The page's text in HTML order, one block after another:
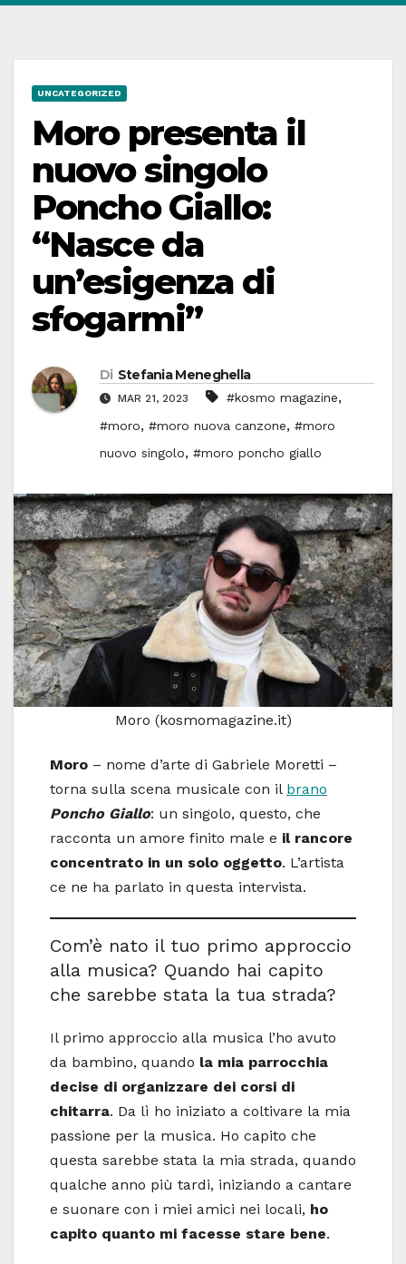
UNCATEGORIZED
Moro presenta il
nuovo singolo
Poncho Giallo:
“Nasce da
un’esigenza di
sfogarmi”
Di Stefania Meneghella
MAR 21, 2023 #kosmo magazine,
#moro, #moro nuova canzone, #moro
nuovo singolo, #moro poncho giallo
Moro (kosmomagazine.it)
Moro – nome d’arte di Gabriele Moretti –
torna sulla scena musicale con il brano
Poncho Giallo: un singolo, questo, che
racconta un amore finito male e il rancore
concentrato in un solo oggetto. L’artista
ce ne ha parlato in questa intervista.
Com’è nato il tuo primo approccio
alla musica? Quando hai capito
che sarebbe stata la tua strada?
Il primo approccio alla musica l’ho avuto
da bambino, quando la mia parrocchia
decise di organizzare dei corsi di
chitarra. Da lì ho iniziato a coltivare la mia
passione per la musica. Ho capito che
questa sarebbe stata la mia strada, quando
qualche anno più tardi, iniziando a cantare
e suonare con i miei amici nei locali, ho
capito quanto mi facesse stare bene.